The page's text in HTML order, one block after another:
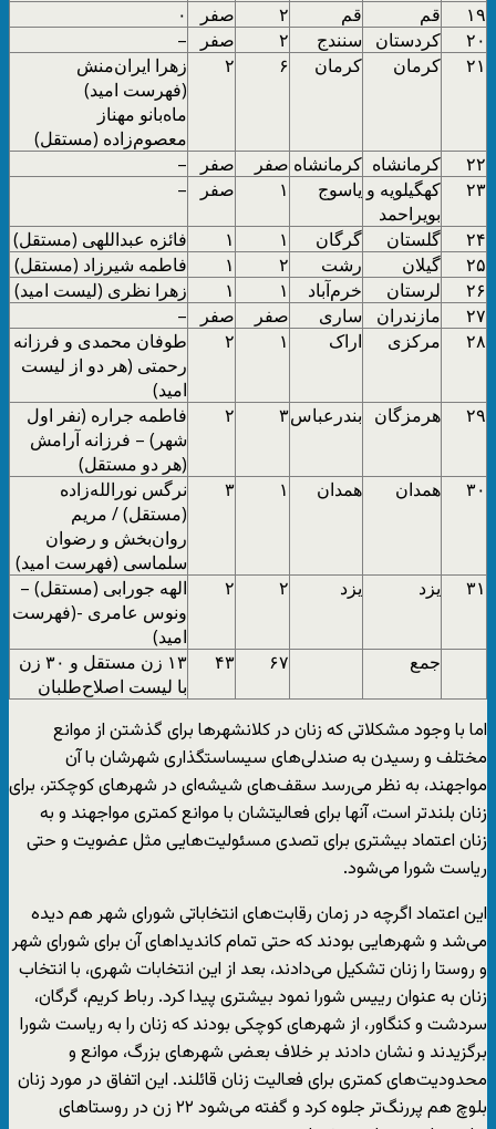
۱۹ قم قم ۲ صفر
۰
۲۰
کردستان سنندج ۲ صفر
–
۲۱
کرمان کرمان ۶ ۲
زهرا ایران‌منش
(فهرست امید)
ماه‌بانو مهناز
معصوم‌زاده (مستقل)
۲۲
کرمانشاه کرمانشاه صفر صفر
–
۲۳
کهگیلویه و
بویراحمد
یاسوج ۱ صفر –
۲۴ گلستان گرگان ۱ ۱
فائزه عبداللهی (مستقل)
۲۵
گیلان رشت ۲ ۱
فاطمه شیرزاد (مستقل)
۲۶
لرستان خرم‌آباد ۱ ۱
زهرا نظری (لیست امید)
۲۷
مازندران ساری صفر صفر
–
۲۸
مرکزی اراک ۱ ۲
طوفان محمدی و فرزانه
رحمتی (هر دو از لیست
امید)
۲۹
هرمزگان بندرعباس۳ ۲
فاطمه جراره (نفر اول
شهر) – فرزانه آرامش
(هر دو مستقل)
۳۰
همدان همدان ۱ ۳
نرگس نورالله‌زاده
(مستقل) / مریم
روان‌بخش و رضوان
سلماسی (فهرست امید)
۳۱
یزد یزد ۲ ۲
الهه جورابی (مستقل) –
ونوس عامری -(فهرست
امید)
جمع
۶۷ ۴۳
۱۳ زن مستقل و ۳۰ زن
با لیست اصلاح‌طلبان
اما با وجود مشکلاتی که زنان در کلانشهرها برای گذشتن از موانع
مختلف و رسیدن به صندلی‌های سیساستگذاری شهرشان با آن
مواجهند، به نظر می‌رسد سقف‌های شیشه‌ای در شهرهای کوچکتر، برای
زنان بلندتر است، آنها برای فعالیتشان با موانع کمتری مواجهند و به
زنان اعتماد بیشتری برای تصدی مسئولیت‌هایی مثل عضویت و حتی
ریاست شورا می‌شود.
این اعتماد اگرچه در زمان رقابت‌های انتخاباتی شورای شهر هم دیده
می‌شد و شهرهایی بودند که حتی تمام کاندیداهای آن برای شورای شهر
و روستا را زنان تشکیل می‌دادند، بعد از این انتخابات شهری، با انتخاب
زنان به عنوان رییس شورا نمود بیشتری پیدا کرد. رباط کریم، گرگان،
سردشت و کنگاور، از شهرهای کوچکی بودند که زنان را به ریاست شورا
برگزیدند و نشان دادند بر خلاف بعضی شهرهای بزرگ، موانع و
محدودیت‌های کمتری برای فعالیت زنان قائلند. این اتفاق در مورد زنان
بلوچ هم پررنگ‌تر جلوه کرد و گفته می‌شود ۲۲ زن در روستاهای